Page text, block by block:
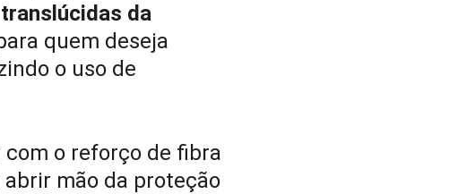
da
quem deseja
o uso de
o reforço de fibra
mão da proteção